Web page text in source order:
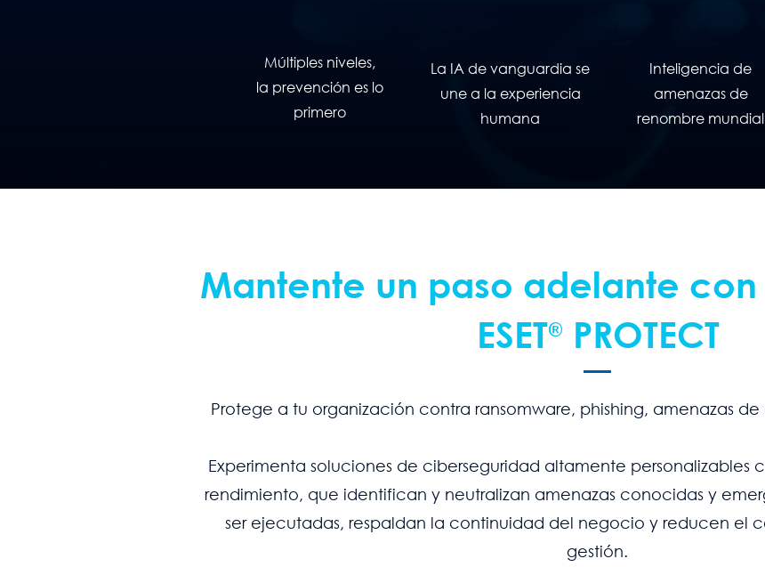
Múltiples niveles,
la prevención es lo
primero
La IA de vanguardia se
une a la experiencia
humana
Inteligencia de
amenazas de
renombre mundial
Mantente un paso adelante con
ESET® PROTECT
Protege a tu organización contra ransomware, phishing, amenazas
Experimenta soluciones de ciberseguridad altamente personalizables
rendimiento, que identifican y neutralizan amenazas conocidas y
ser ejecutadas, respaldan la continuidad del negocio y reducen el
gestión.​